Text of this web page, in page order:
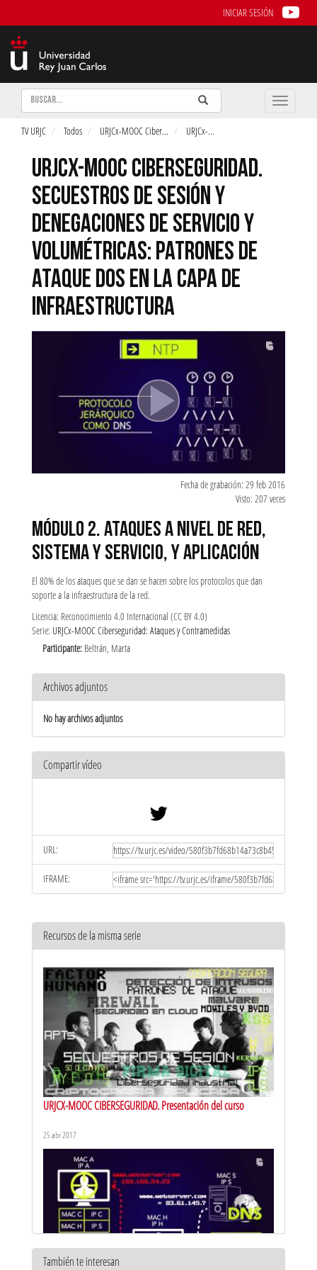
INICIAR SESIÓN
Buscar Enviar
Buscar
Toggle
TV URJC Todos URJCx-MOOC Ciber... URJCx-...
URJCX-MOOC CIBERSEGURIDAD.
SECUESTROS DE SESIÓN Y
DENEGACIONES DE SERVICIO Y
VOLUMÉTRICAS: PATRONES DE
ATAQUE DOS EN LA CAPA DE
INFRAESTRUCTURA
Fecha de grabación: 29 feb 2016
Visto: 207 veces
MÓDULO 2. ATAQUES A NIVEL DE RED,
SISTEMA Y SERVICIO, Y APLICACIÓN
El 80% de los ataques que se dan se hacen sobre los protocolos que dan
soporte a la infraestructura de la red.
Licencia: Reconocimiento 4.0 Internacional (CC BY 4.0)
Serie: URJCx-MOOC Ciberseguridad: Ataques y Contramedidas
Participante: Beltrán, Marta
Archivos adjuntos
No hay archivos adjuntos
Compartir vídeo
URL:
IFRAME:
Recursos de la misma serie
URJCX-MOOC CIBERSEGURIDAD. Presentación del curso
25 abr 2017
También te interesan